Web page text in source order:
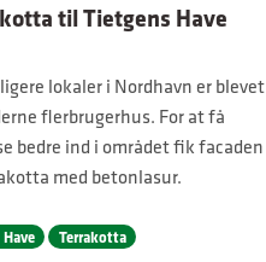
til Tietgens Have
lokaler i Nordhavn er blevet
flerbrugerhus. For at få
bedre ind i området fik facaden
med betonlasur.
Terrakotta